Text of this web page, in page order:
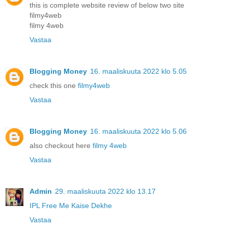
this is complete website review of below two site
filmy4web
filmy 4web
Vastaa
Blogging Money 16. maaliskuuta 2022 klo 5.05
check this one filmy4web
Vastaa
Blogging Money 16. maaliskuuta 2022 klo 5.06
also checkout here filmy 4web
Vastaa
Admin 29. maaliskuuta 2022 klo 13.17
IPL Free Me Kaise Dekhe
Vastaa